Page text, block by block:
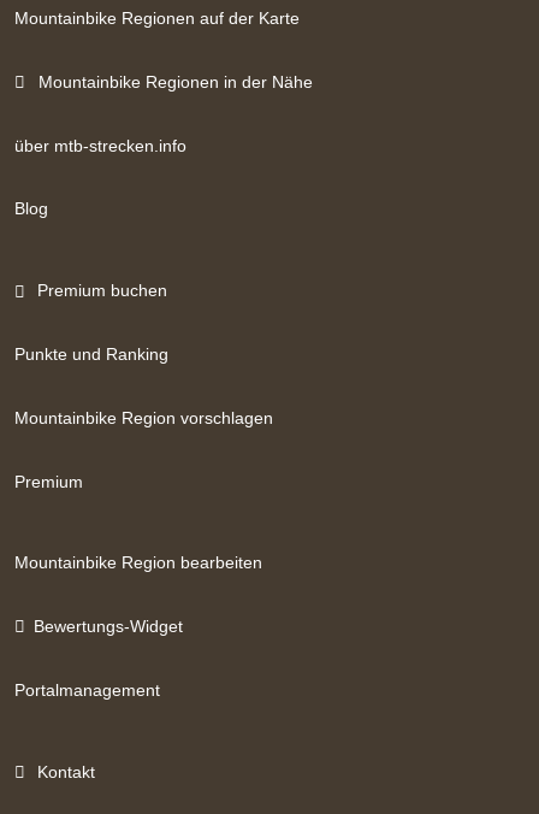
Mountainbike Regionen auf der Karte
Mountainbike Regionen in der Nähe
über mtb-strecken.info
Blog
Premium buchen
Punkte und Ranking
Mountainbike Region vorschlagen
Premium
Mountainbike Region bearbeiten
Bewertungs-Widget
Portalmanagement
Kontakt